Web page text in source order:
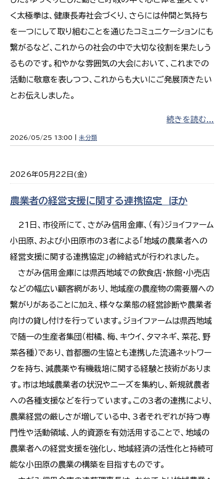
く太極拳は、健康長寿社会づくり、さらには仲間と気持ち
を一つにして取り組むことを通じたコミュニケーションにも
繋がるなど、これからの社会の中で大切な役割を果たしう
るものです。和やかな雰囲気の大会において、これまでの
活動に敬意を表しつつ、これからも大いにご発展頂きたい
とお伝えしました。
続きを読む...
2026/05/25 13:00 | 未分類
2026年05月22日(金)
農業者の経営支援に関する連携協定 ほか
21日、市役所にて、さがみ信用金庫、（有）ジョイファーム
小田原、および小田原市の3者による「地域の農業者への
経営支援に関する連携協定」の締結式が行われました。
さがみ信用金庫には県西地域での飲食店・旅館・小売店
などの幅広い顧客網があり、地域産の農産物の需要層への
繋がりがあることに加え、様々な業態の経営診断や農業者
向けの貸し付けを行っています。ジョイファームは県西地域
で随一の生産者集団（柑橘、梅、キウイ、タマネギ、菜花、野
菜各種）であり、首都圏の生協とも連携した流通ネットワー
クを持ち、減農薬や有機栽培に関する経験と技術がありま
す。市は地域農業者の状況やニーズを集約し、新規就農者
への各種支援などを行っています。この3者の連携により、
農業経営の厳しさが増している中、3者それぞれが持つ専
門性や活動領域、人的資源を有効活用することで、地域の
農業者への経営支援を強化し、地域経済の活性化と持続可
能な小田原の農業の構築を目指すものです。